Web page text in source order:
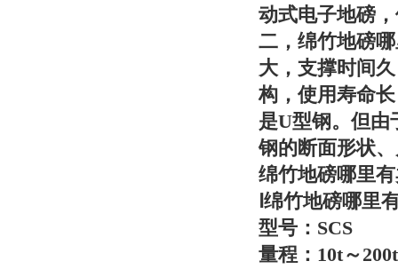
动式电子地磅
二， 绵竹地磅
大，支撑时间
构，使用寿命
是U型钢。但由
钢的断面形状
绵竹地磅哪里
绵竹地磅哪里
型号：SCS
量程：10t～200t